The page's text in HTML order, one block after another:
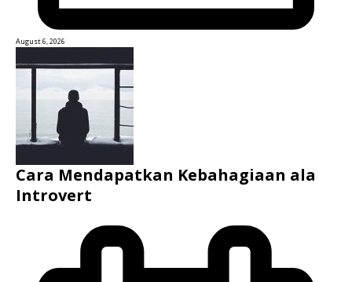
August 6, 2026
Cara Mendapatkan Kebahagiaan ala
Introvert